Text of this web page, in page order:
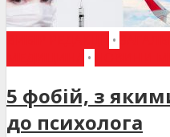
•
•
5 фобій, з
до психолога